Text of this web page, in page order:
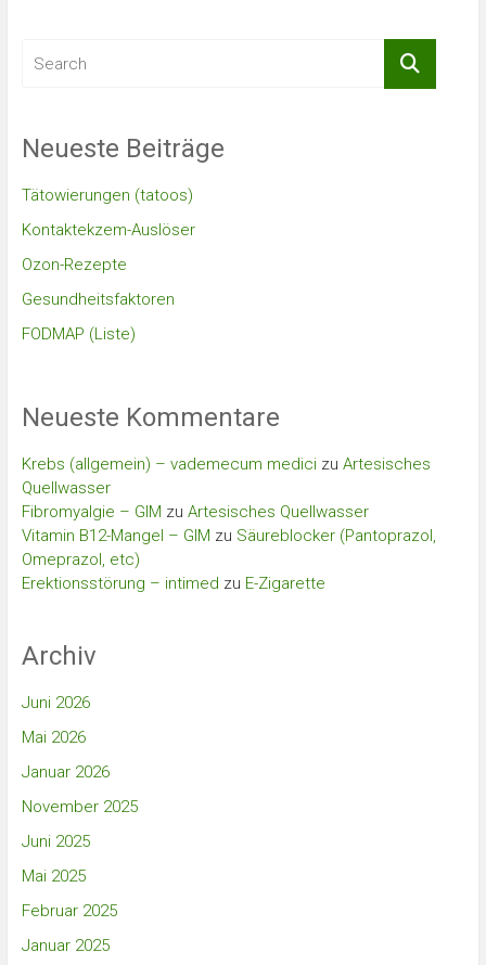
Neueste Beiträge
Tätowierungen (tatoos)
Kontaktekzem-Auslöser
Ozon-Rezepte
Gesundheitsfaktoren
FODMAP (Liste)
Neueste Kommentare
Krebs (allgemein) – vademecum medicizu Artesisches
Quellwasser
Fibromyalgie – GIM zu Artesisches Quellwasser
Vitamin B12-Mangel – GIM zu Säureblocker (Pantoprazol,
Omeprazol, etc)
Erektionsstörung – intimed zu E-Zigarette
Archiv
Juni 2026
Mai 2026
Januar 2026
November 2025
Juni 2025
Mai 2025
Februar 2025
Januar 2025